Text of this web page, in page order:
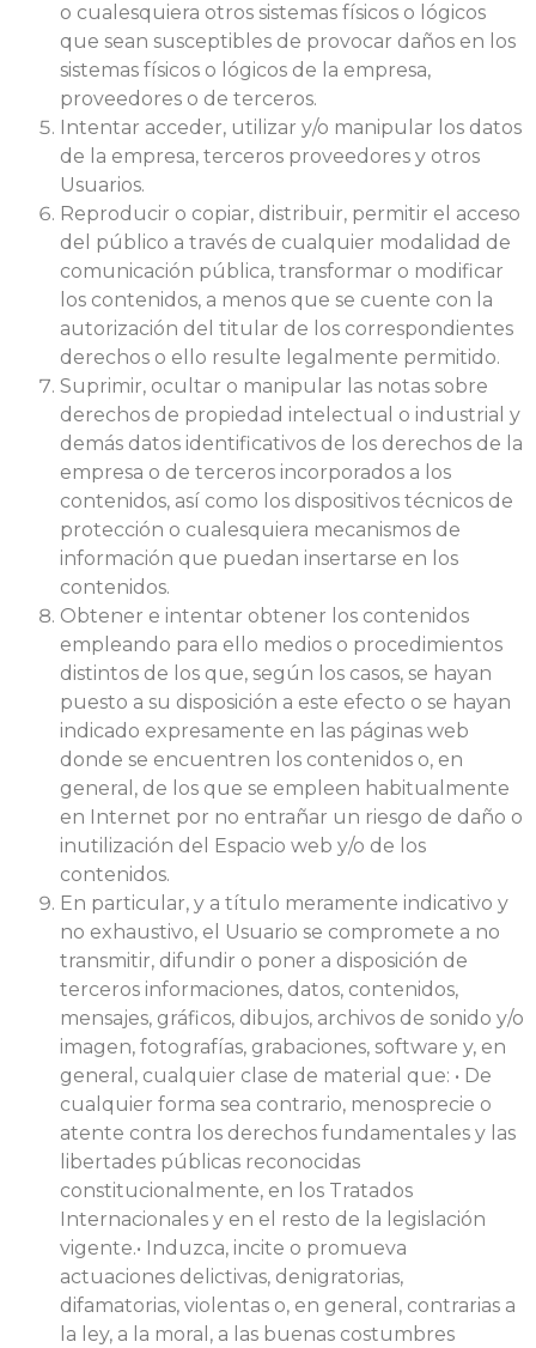
o cualesquiera otros sistemas físicos o lógicos
que sean susceptibles de provocar daños en los
sistemas físicos o lógicos de la empresa,
proveedores o de terceros.
Intentar acceder, utilizar y/o manipular los datos
de la empresa, terceros proveedores y otros
Usuarios.
Reproducir o copiar, distribuir, permitir el acceso
del público a través de cualquier modalidad de
comunicación pública, transformar o modificar
los contenidos, a menos que se cuente con la
autorización del titular de los correspondientes
derechos o ello resulte legalmente permitido.
Suprimir, ocultar o manipular las notas sobre
derechos de propiedad intelectual o industrial y
demás datos identificativos de los derechos de la
empresa o de terceros incorporados a los
contenidos, así como los dispositivos técnicos de
protección o cualesquiera mecanismos de
información que puedan insertarse en los
contenidos.
Obtener e intentar obtener los contenidos
empleando para ello medios o procedimientos
distintos de los que, según los casos, se hayan
puesto a su disposición a este efecto o se hayan
indicado expresamente en las páginas web
donde se encuentren los contenidos o, en
general, de los que se empleen habitualmente
en Internet por no entrañar un riesgo de daño o
inutilización del Espacio web y/o de los
contenidos.
En particular, y a título meramente indicativo y
no exhaustivo, el Usuario se compromete a no
transmitir, difundir o poner a disposición de
terceros informaciones, datos, contenidos,
mensajes, gráficos, dibujos, archivos de sonido y/o
imagen, fotografías, grabaciones, software y, en
general, cualquier clase de material que: • De
cualquier forma sea contrario, menosprecie o
atente contra los derechos fundamentales y las
libertades públicas reconocidas
constitucionalmente, en los Tratados
Internacionales y en el resto de la legislación
vigente.• Induzca, incite o promueva
actuaciones delictivas, denigratorias,
difamatorias, violentas o, en general, contrarias a
la ley, a la moral, a las buenas costumbres